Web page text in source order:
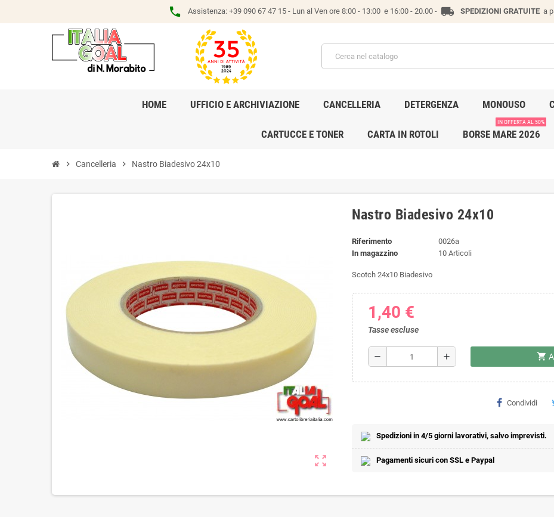
phone Assistenza: +39 090 67 47 15 - Lun al Ven ore 8:00 - 13:00 e 16:00 - 20.00 - local_shipping SPEDIZIONI GRATUITE a
HOME UFFICIO E ARCHIVIAZIONE CANCELLERIA DETERGENZA MONOUSO
CARTUCCE E TONER CARTA IN ROTOLI BORSE MARE 2026
IN OFFERTA AL 50%
chevron_right Cancelleria chevron_right Nastro Biadesivo 24x10
zoom_out_map
Nastro Biadesivo 24x10
Riferimento
0026a
In magazzino
10 Articoli
Scotch 24x10 Biadesivo
1,40 €
Tasse escluse
remove add shopping_cart
Condividi
Spedizioni in 4/5 giorni lavorativi, salvo imprevisti.
Pagamenti sicuri con SSL e Paypal